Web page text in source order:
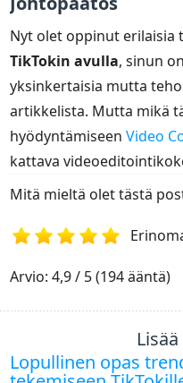
Nyt olet oppinut erilaisia
TikTokin avulla, sinun
yksinkertaisia mutta
artikkelista. Mutta mikä
hyödyntämiseenVideo
kattava
Mitä mieltä olet tästä
1 2 3 4 5
Arvio: 4,9 / 5 (194 ääntä)
Lopullinen opas